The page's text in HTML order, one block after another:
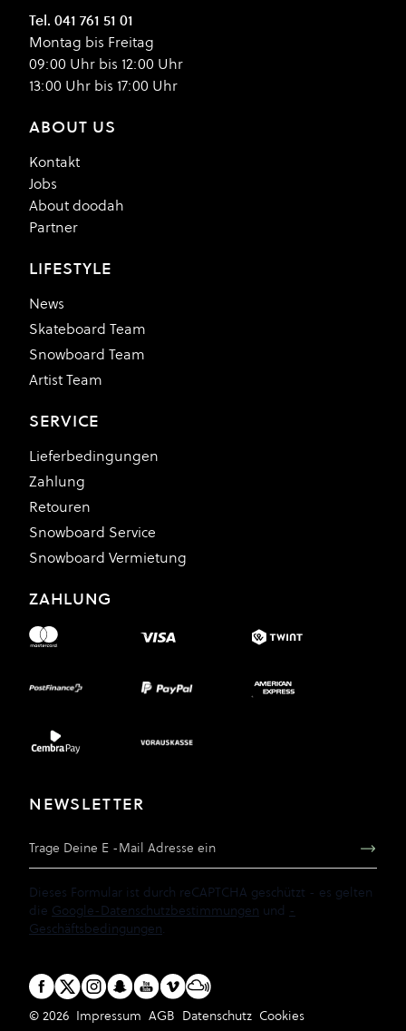
Tel. 041 761 51 01
Montag bis Freitag
09:00 Uhr bis 12:00 Uhr
13:00 Uhr bis 17:00 Uhr
ABOUT US
Kontakt
Jobs
About doodah
Partner
LIFESTYLE
News
Skateboard Team
Snowboard Team
Artist Team
SERVICE
Lieferbedingungen
Zahlung
Retouren
Snowboard Service
Snowboard Vermietung
ZAHLUNG
NEWSLETTER
Dieses Formular ist durch reCAPTCHA geschützt - es gelten
die Google-Datenschutzbestimmungen und -
Geschäftsbedingungen.
© 2026 Impressum AGB Datenschutz Cookies